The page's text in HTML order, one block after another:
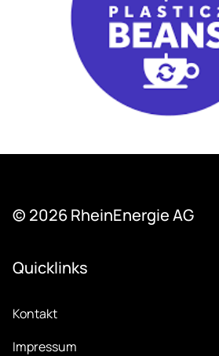
© 2026 Rhein­Ener­gie AG
Quicklinks
Kontakt
Impressum